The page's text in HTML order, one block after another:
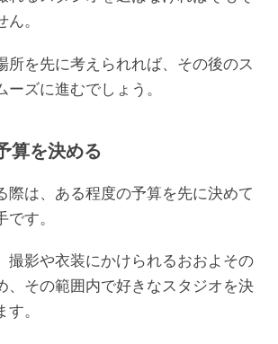
。
所を先に考えられれば、その後のス
ーズに進むでしょう。
算を決める
際は、ある程度の予算を先に決めて
す。
撮影や衣装にかけられるおおよその
、その範囲内で好きなスタジオを決
。